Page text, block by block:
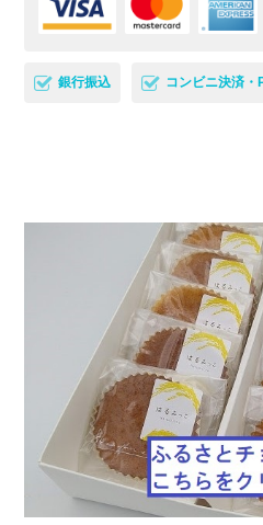
銀行振込 コンビニ決済